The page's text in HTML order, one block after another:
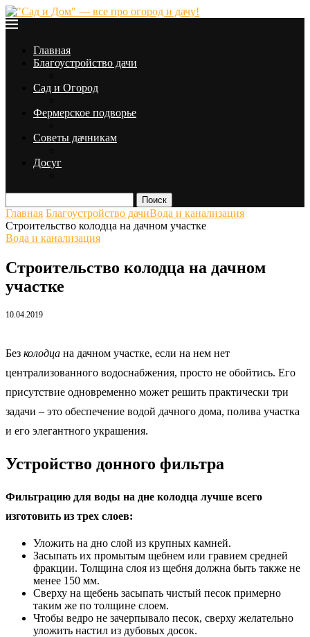
Главная
Благоустройство дачи
Сад и Огород
Фермерское подворье
Советы дачникам
Досуг
Поиск
Главная Благоустройство дачиВода и канализация
Строительство колодца на дачном участке
Вода и канализация
Строительство колодца на дачном
участке
10.04.2019
Без колодца на дачном участке, если на нем нет
централизованного водоснабжения, просто не обойтись. Его
присутствие одновременно может решить практически три
задачи – это обеспечение водой дачного дома, полива участка
и его элегантного украшения.
Устройство донного фильтра
Фильтрацию для воды на дне колодца лучше всего
изготовить из трех слоев:
Уложить на дно слой из крупных камней.
Засыпать их промытым щебнем или гравием средней
фракции. Толщина слоя из щебня должна быть также не
менее 150 мм.
Сверху на щебень засыпать чистый песок примерно
таким же по толщине слоем.
Чтобы ведро не зачерпывало песок, сверху желательно
уложить настил из дубовых досок.